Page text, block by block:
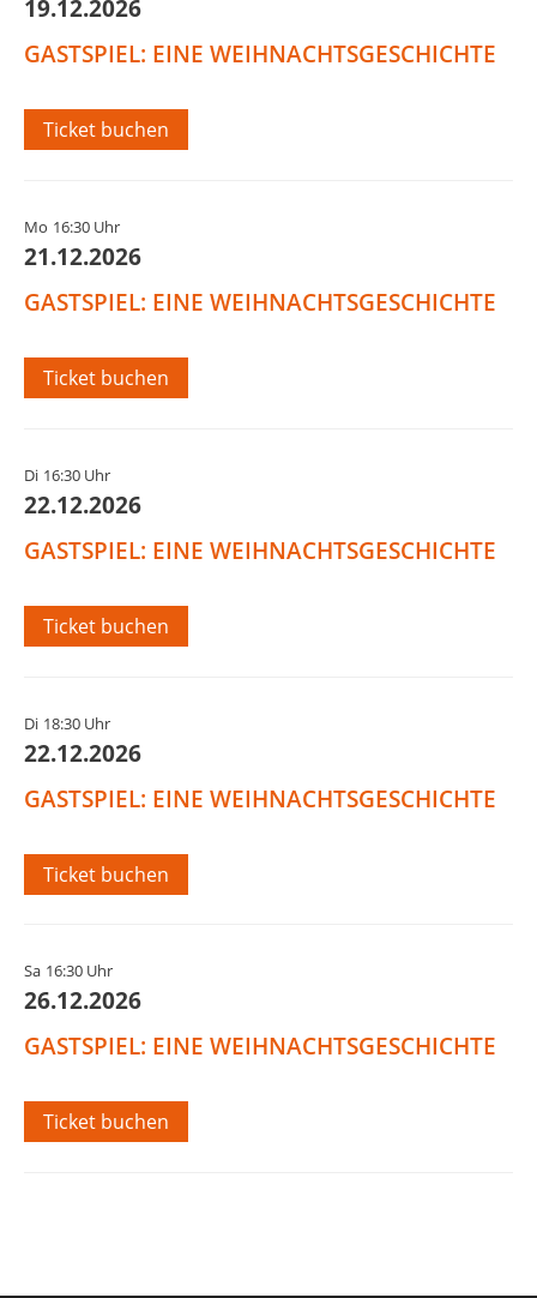
19.12.2026
GASTSPIEL: EINE WEIHNACHTSGESCHICHTE
Ticket buchen
Mo 16:30 Uhr
21.12.2026
GASTSPIEL: EINE WEIHNACHTSGESCHICHTE
Ticket buchen
Di 16:30 Uhr
22.12.2026
GASTSPIEL: EINE WEIHNACHTSGESCHICHTE
Ticket buchen
Di 18:30 Uhr
22.12.2026
GASTSPIEL: EINE WEIHNACHTSGESCHICHTE
Ticket buchen
Sa 16:30 Uhr
26.12.2026
GASTSPIEL: EINE WEIHNACHTSGESCHICHTE
Ticket buchen